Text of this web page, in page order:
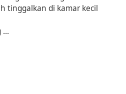
tinggalkan di kamar kecil
...